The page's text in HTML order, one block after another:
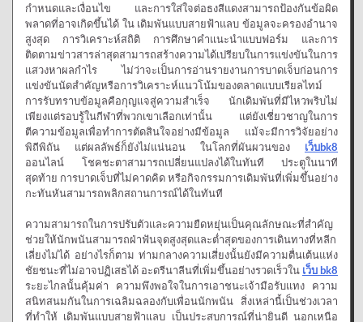
กำหนดและเงื่อนไข และการใส่ใจต่อธงสีแดงสามารถป้องกันข้อผิด
พลาดที่อาจเกิดขึ้นได้ ใน เดิมพันแบบสายฟ้าแลบ ข้อมูลจะครองอำนาจ
สูงสุด การวิเคราะห์สถิติ การศึกษาคำแนะนำแบบฟอร์ม และการ
ติดตามข่าวสารล่าสุดสามารถสร้างความได้เปรียบในการแข่งขันในการ
แสวงหาผลกำไร ไม่ว่าจะเป็นการอ่านรายงานการบาดเจ็บก่อนการ
แข่งขันนัดสำคัญหรือการวิเคราะห์แนวโน้มของตลาดแบบเรียลไทม์
การรับทราบข้อมูลคือกุญแจสู่ความสำเร็จ นักเดิมพันที่มีไหวพริบไม่
เพียงแต่รอบรู้ในกีฬาที่พวกเขาเลือกเท่านั้น แต่ยังเชี่ยวชาญในการ
ตีความข้อมูลเพื่อทำการตัดสินใจอย่างมีข้อมูล แม้จะมีการวิจัยอย่าง
พิถีพิถัน แต่ผลลัพธ์ก็ยังไม่แน่นอน ในโลกที่ผันผวนของ เว็บbk8
ออนไลน์ โชคชะตาสามารถเปลี่ยนแปลงได้ในทันที ประตูในนาที
สุดท้าย การบาดเจ็บที่ไม่คาดคิด หรือกิจกรรมการเดิมพันที่เพิ่มขึ้นอย่าง
กะทันหันสามารถพลิกสถานการณ์ได้ในทันที
ความสามารถในการปรับตัวและความยืดหยุ่นเป็นคุณลักษณะที่สำคัญ
ช่วยให้นักพนันสามารถฝ่าฟันจุดสูงสุดและต่ำสุดของการเดินทางที่หลีก
เลี่ยงไม่ได้ อย่างไรก็ตาม ท่ามกลางความเสี่ยงนั้นยังมีความตื่นเต้นแห่ง
ชัยชนะที่ไม่อาจปฏิเสธได้ อะดรีนาลีนที่เพิ่มขึ้นอย่างรวดเร็วใน เว็บ bk8
ระยะไกลนั้นคุ้มค่า ความพึงพอใจในการเอาชนะเจ้ามือรับแทง ความ
สนิทสนมกันในการเฉลิมฉลองกับเพื่อนนักพนัน สิ่งเหล่านี้เป็นช่วงเวลา
ที่ทำให้ เดิมพันแบบสายฟ้าแลบ เป็นประสบการณ์ที่น่ายินดี นอกเหนือ